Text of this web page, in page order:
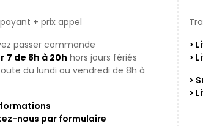
passer commande
7 de 8h à 20h hors jours fériés
du lundi au vendredi de 8h à
nous par formulaire
>
>
>
>